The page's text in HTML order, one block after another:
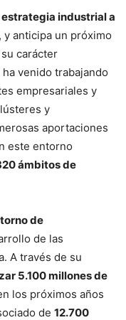
estrategia industrial a
, y anticipa un próximo
carácter
venido trabajando
empresariales y
y
aportaciones
este entorno
ámbitos de
de
de las
A través de su
5.100 millones de
los próximos años
de 12.700